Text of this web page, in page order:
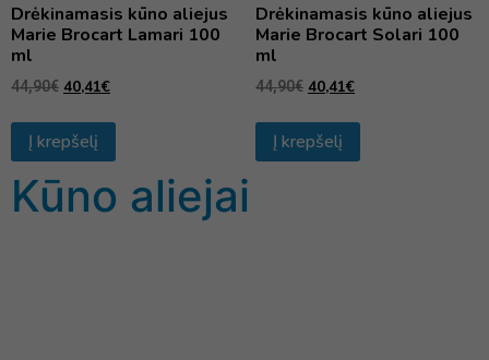
Drėkinamasis kūno aliejus
Marie Brocart Lamari 100
ml
44,90€ 40,41€
Į krepšelį
Drėkinamasis kūno aliejus
Marie Brocart Solari 100
ml
44,90€ 40,41€
Į krepšelį
Kūno aliejai